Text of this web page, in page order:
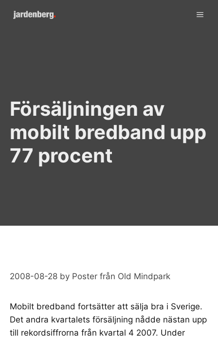
Försäljningen av
mobilt bredband upp
77 procent
2008-08-28 by Poster från Old Mindpark
Mobilt bredband fortsätter att sälja bra i Sverige.
Det andra kvartalets försäljning nådde nästan upp
till rekordsiffrorna från kvartal 4 2007. Under